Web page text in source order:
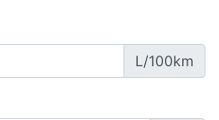
L/100km